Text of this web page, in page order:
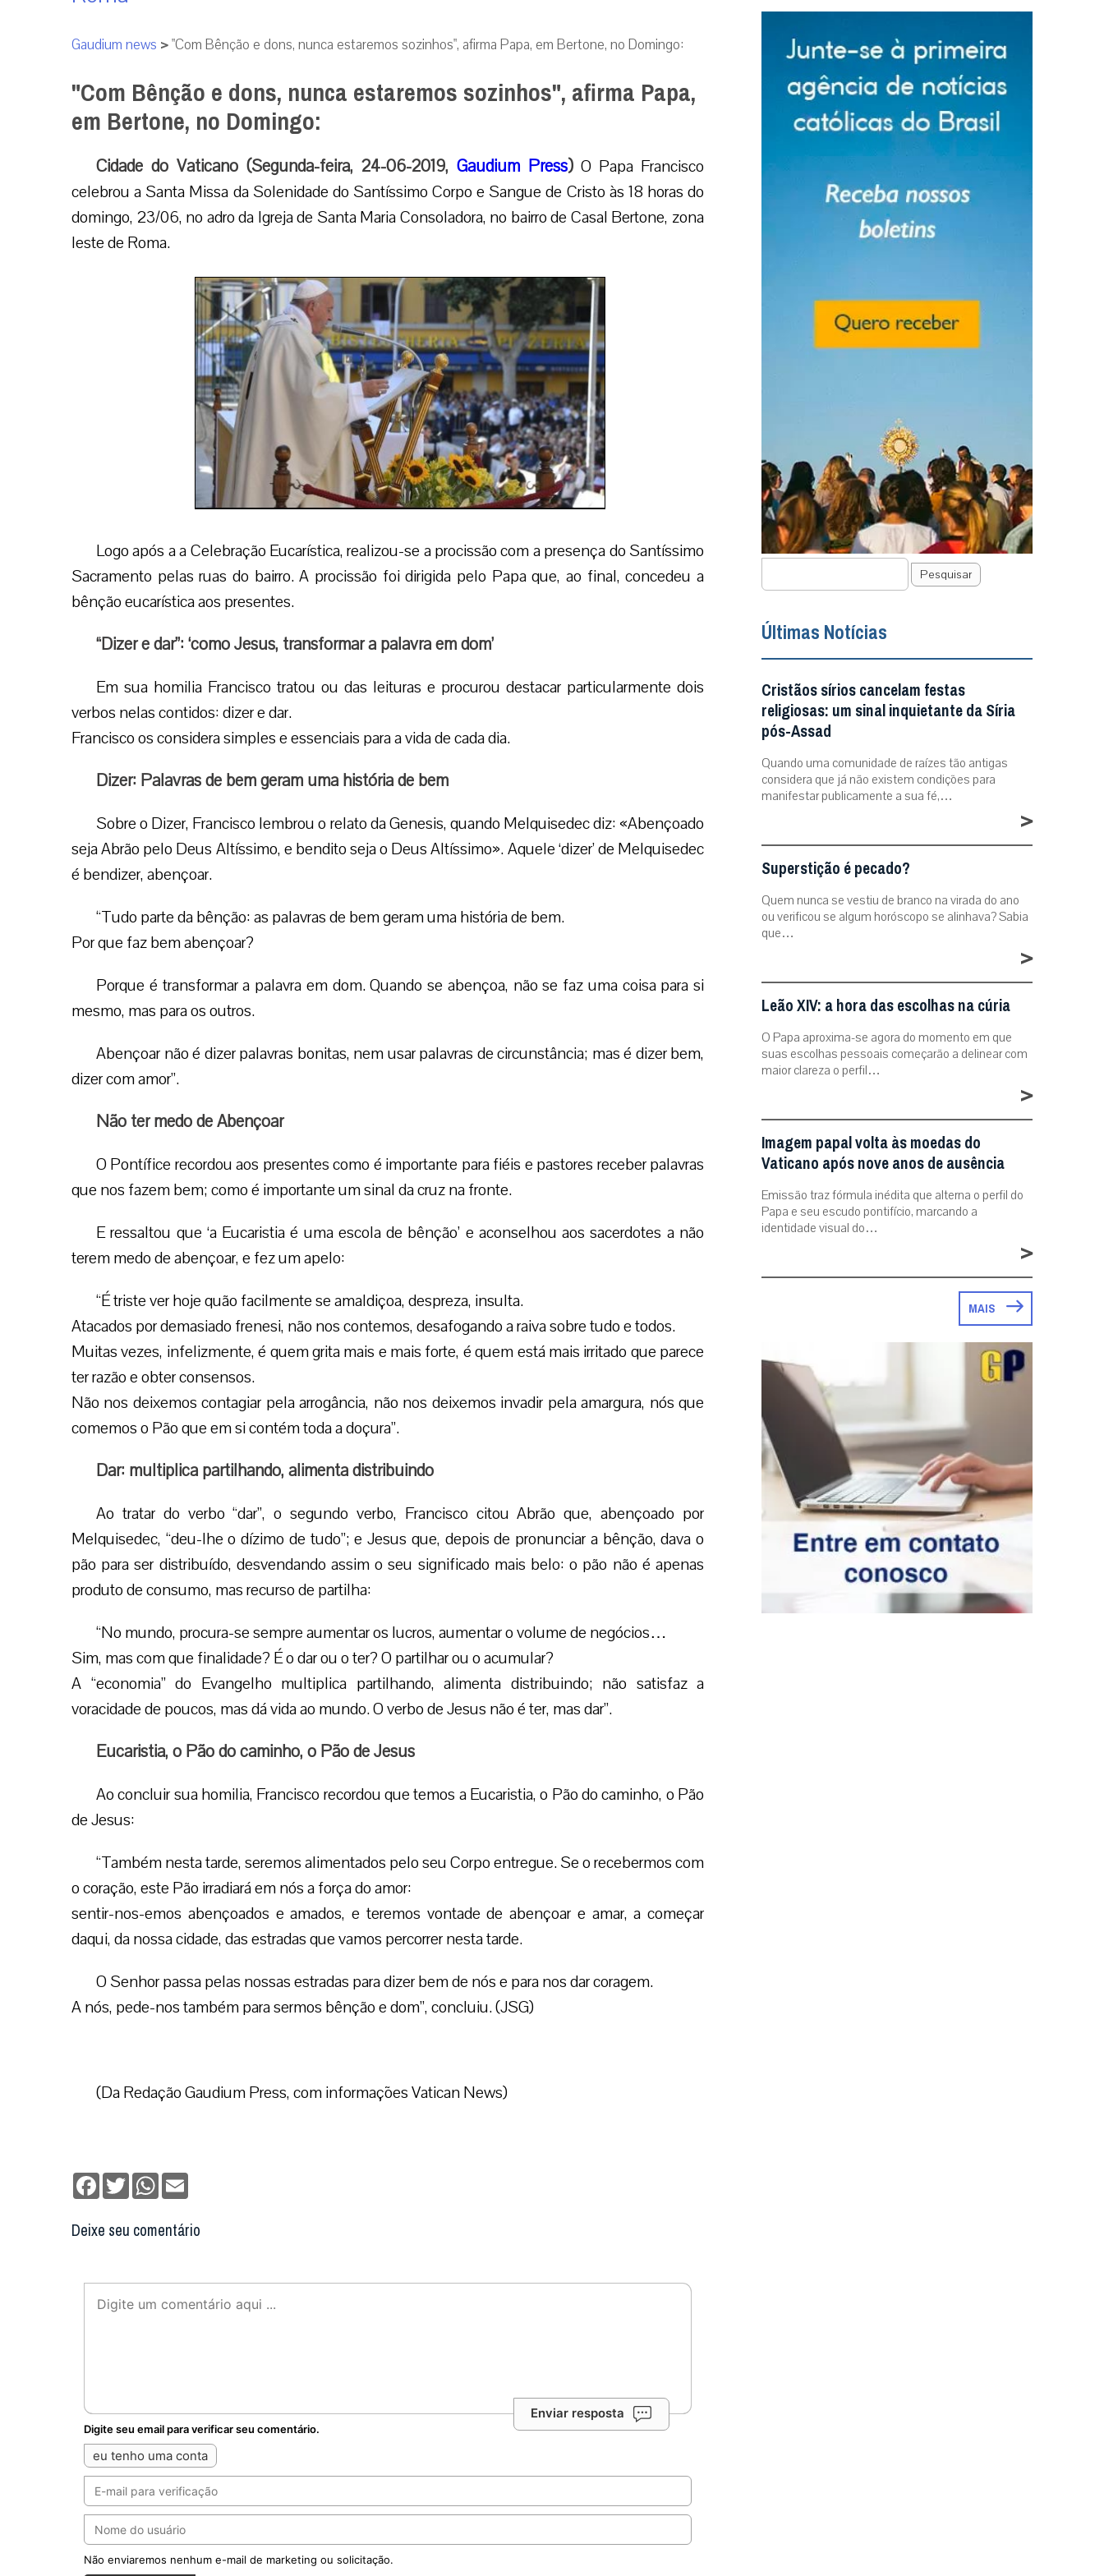
Gaudium news >"Com Bênção e dons, nunca estaremos sozinhos", afirma Papa, em Bertone, no Domingo:
"Com Bênção e dons, nunca estaremos sozinhos", afirma Papa,
em Bertone, no Domingo:
Cidade do Vaticano (Segunda-feira, 24-06-2019, Gaudium Press) O Papa Francisco
celebrou a Santa Missa da Solenidade do Santíssimo Corpo e Sangue de Cristo às 18 horas do
domingo, 23/06, no adro da Igreja de Santa Maria Consoladora, no bairro de Casal Bertone, zona
leste de Roma.
Logo após a a Celebração Eucarística, realizou-se a procissão com a presença do Santíssimo
Sacramento pelas ruas do bairro. A procissão foi dirigida pelo Papa que, ao final, concedeu a
bênção eucarística aos presentes.
“Dizer e dar”: ‘como Jesus, transformar a palavra em dom’
Em sua homilia Francisco tratou ou das leituras e procurou destacar particularmente dois
verbos nelas contidos: dizer e dar.
Francisco os considera simples e essenciais para a vida de cada dia.
Dizer: Palavras de bem geram uma história de bem
Sobre o Dizer, Francisco lembrou o relato da Genesis, quando Melquisedec diz: «Abençoado
seja Abrão pelo Deus Altíssimo, e bendito seja o Deus Altíssimo». Aquele ‘dizer’ de Melquisedec
é bendizer, abençoar.
“Tudo parte da bênção: as palavras de bem geram uma história de bem.
Por que faz bem abençoar?
Porque é transformar a palavra em dom. Quando se abençoa, não se faz uma coisa para si
mesmo, mas para os outros.
Abençoar não é dizer palavras bonitas, nem usar palavras de circunstância; mas é dizer bem,
dizer com amor”.
Não ter medo de Abençoar
O Pontífice recordou aos presentes como é importante para fiéis e pastores receber palavras
que nos fazem bem; como é importante um sinal da cruz na fronte.
E ressaltou que ‘a Eucaristia é uma escola de bênção’ e aconselhou aos sacerdotes a não
terem medo de abençoar, e fez um apelo:
“É triste ver hoje quão facilmente se amaldiçoa, despreza, insulta.
Atacados por demasiado frenesi, não nos contemos, desafogando a raiva sobre tudo e todos.
Muitas vezes, infelizmente, é quem grita mais e mais forte, é quem está mais irritado que parece
ter razão e obter consensos.
Não nos deixemos contagiar pela arrogância, não nos deixemos invadir pela amargura, nós que
comemos o Pão que em si contém toda a doçura”.
Dar: multiplica partilhando, alimenta distribuindo
Ao tratar do verbo “dar”, o segundo verbo, Francisco citou Abrão que, abençoado por
Melquisedec, “deu-lhe o dízimo de tudo”; e Jesus que, depois de pronunciar a bênção, dava o
pão para ser distribuído, desvendando assim o seu significado mais belo: o pão não é apenas
produto de consumo, mas recurso de partilha:
“No mundo, procura-se sempre aumentar os lucros, aumentar o volume de negócios…
Sim, mas com que finalidade? É o dar ou o ter? O partilhar ou o acumular?
A “economia” do Evangelho multiplica partilhando, alimenta distribuindo; não satisfaz a
voracidade de poucos, mas dá vida ao mundo. O verbo de Jesus não é ter, mas dar”.
Eucaristia, o Pão do caminho, o Pão de Jesus
Ao concluir sua homilia, Francisco recordou que temos a Eucaristia, o Pão do caminho, o Pão
de Jesus:
“Também nesta tarde, seremos alimentados pelo seu Corpo entregue. Se o recebermos com
o coração, este Pão irradiará em nós a força do amor:
sentir-nos-emos abençoados e amados, e teremos vontade de abençoar e amar, a começar
daqui, da nossa cidade, das estradas que vamos percorrer nesta tarde.
O Senhor passa pelas nossas estradas para dizer bem de nós e para nos dar coragem.
A nós, pede-nos também para sermos bênção e dom”, concluiu. (JSG)
(Da Redação Gaudium Press, com informações Vatican News)
Facebook
TwitterWhatsApp
Deixe seu comentário
Enviar resposta
Digite seu email para verificar seu comentário.
eu tenho uma conta
Não enviaremos nenhum e-mail de marketing ou solicitação.
Pesquisar
Últimas Notícias
Cristãos sírios cancelam festas
religiosas: um sinal inquietante da Síria
pós-Assad
Quando uma comunidade de raízes tão antigas
considera que já não existem condições para
manifestar publicamente a sua fé,…
>
Superstição é pecado?
Quem nunca se vestiu de branco na virada do ano
ou verificou se algum horóscopo se alinhava? Sabia
que…
>
Leão XIV: a hora das escolhas na cúria
O Papa aproxima-se agora do momento em que
suas escolhas pessoais começarão a delinear com
maior clareza o perfil…
>
Imagem papal volta às moedas do
Vaticano após nove anos de ausência
Emissão traz fórmula inédita que alterna o perfil do
Papa e seu escudo pontifício, marcando a
identidade visual do…
>
MAIS